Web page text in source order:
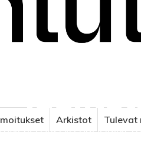
JA ITÄISEN EUROOPAN
Arkistot Tulevat